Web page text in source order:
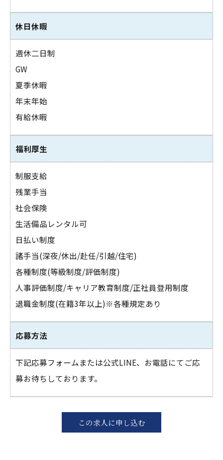
休日休暇
週休二日制
GW
夏季休暇
年末年始
有給休暇
福利厚生
制服支給
残業手当
社会保険
生活備品レンタル可
日払い制度
諸手当(深夜/休出/赴任/引越/住宅)
各種制度(等級制度/評価制度)
人事評価制度/キャリア教育制度/正社員登用制度
退職金制度(在籍3年以上)※各種規定あり
応募方法
下記応募フォームまたは公式LINE、お電話にてご応
募お待ちしております。
この求人に申し込む